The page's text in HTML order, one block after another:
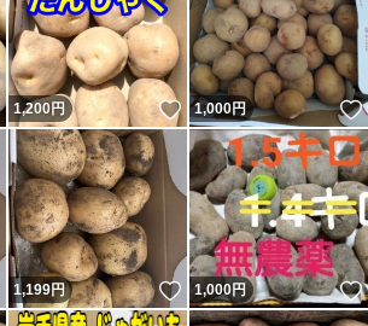
いいね！
1,200円 いいね！
1,000円
いいね！
1,199円 いいね！
1,000円